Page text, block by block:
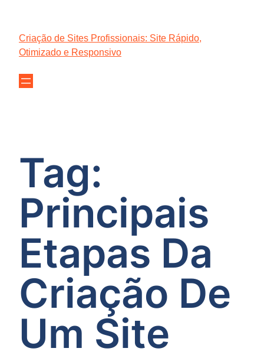
conteúdo
Criação de Sites Profissionais: Site Rápido,
Otimizado e Responsivo
Tag:
Principais
Etapas Da
Criação De
Um Site